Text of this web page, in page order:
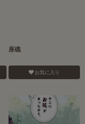
座礁
お気に入り